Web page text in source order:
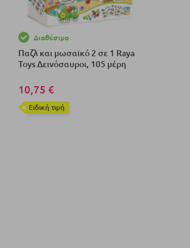
Διαθέσιμο
Παζλ και μωσαϊκό 2 σε 1 Raya
Toys Δεινόσαυροι, 105 μέρη
10,75 €
Eιδική τιμή